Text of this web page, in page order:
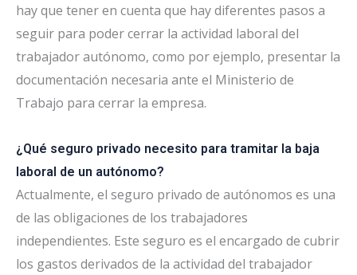
hay que tener en cuenta que hay diferentes pasos a
seguir para poder cerrar la actividad laboral del
trabajador autónomo, como por ejemplo, presentar la
documentación necesaria ante el Ministerio de
Trabajo para cerrar la empresa.
¿Qué seguro privado necesito para tramitar la baja
laboral de un autónomo?
Actualmente, el seguro privado de autónomos es una
de las obligaciones de los trabajadores
independientes. Este seguro es el encargado de cubrir
los gastos derivados de la actividad del trabajador